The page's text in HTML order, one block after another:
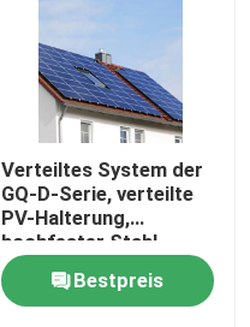
Verteiltes System der
GQ-D-Serie, verteilte
PV-Halterung,
hochfester Stahl,
beschichtet mit
Aluminium-Magnesium-
Zink-Material,
Bestpreis